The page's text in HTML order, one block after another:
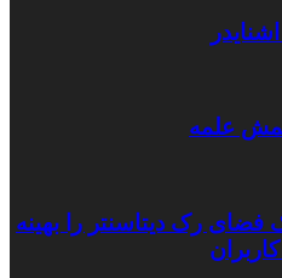
علمه
فضای رک دیتاسنتر را بهینه